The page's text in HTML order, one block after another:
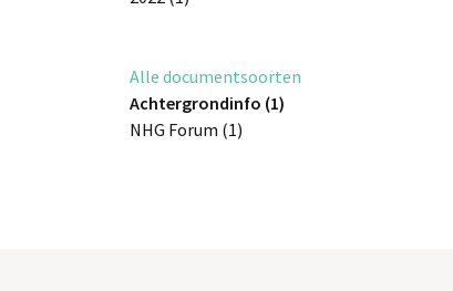
Alle documentsoorten
Achtergrondinfo (1)
NHG Forum (1)